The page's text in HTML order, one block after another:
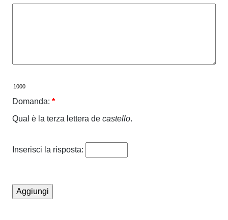
Domanda: *
Qual è la terza lettera de castello.
Inserisci la risposta: